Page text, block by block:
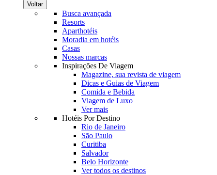
Voltar
Busca avançada
Resorts
Aparthotéis
Moradia em hotéis
Casas
Nossas marcas
Inspirações De Viagem
Magazine, sua revista de viagem
Dicas e Guias de Viagem
Comida e Bebida
Viagem de Luxo
Ver mais
Hotéis Por Destino
Rio de Janeiro
São Paulo
Curitiba
Salvador
Belo Horizonte
Ver todos os destinos